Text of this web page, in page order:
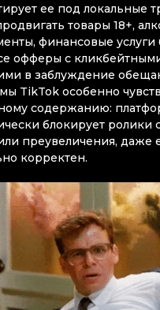
ее под локальные
товары 18+,
финансовые услуги
офферы с
в заблуждение
TikTok особенно
содержанию:
блокирует ролики
преувеличения, даже
корректен.